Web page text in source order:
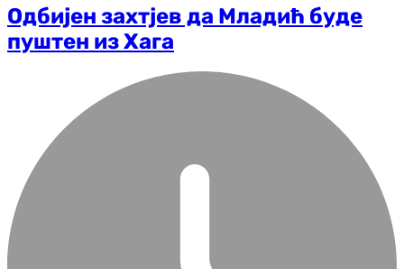
Одбијен захтјев да Младић буде
пуштен из Хага